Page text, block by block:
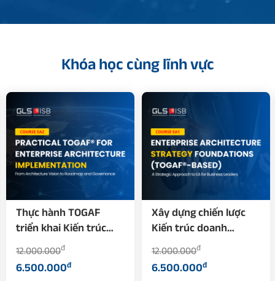
Khóa học cùng lĩnh vực
Thực hành TOGAF
triển khai Kiến trúc
doanh nghiệp (EA)
6.500.000đ
12.000.000đ
Xây dựng chiến lược
Kiến trúc doanh
nghiệp (EA) với TOGAF
6.500.000đ
12.000.000đ